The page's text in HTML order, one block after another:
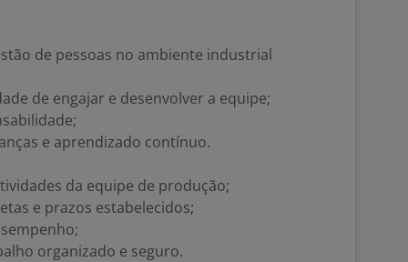
de pessoas no ambiente industrial
de engajar e desenvolver a equipe;
e aprendizado contínuo.
da equipe de produção;
e prazos estabelecidos;
organizado e seguro.